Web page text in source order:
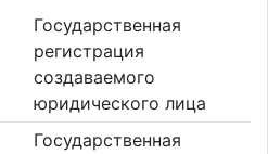
Государственная
регистрация
создаваемого
юридического лица
Государственная